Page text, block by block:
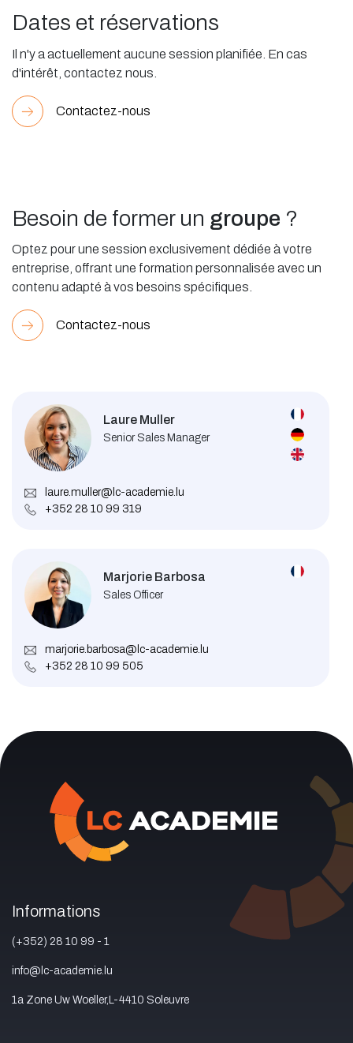
Dates et réservations
Il n'y a actuellement aucune session planifiée. En cas
d'intérêt, contactez nous.
Contactez-nous
Besoin de former un groupe ?
Optez pour une session exclusivement dédiée à votre
entreprise, offrant une formation personnalisée avec un
contenu adapté à vos besoins spécifiques.
Contactez-nous
Laure Muller
Senior Sales Manager
laure.muller@lc-academie.lu
+352 28 10 99 319
Marjorie Barbosa
Sales Officer
marjorie.barbosa@lc-academie.lu
+352 28 10 99 505
Informations
(+352) 28 10 99 - 1
info@lc-academie.lu
1a Zone Uw Woeller,L-4410 Soleuvre